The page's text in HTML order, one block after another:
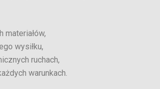
wysiłku,
ruchach,
warunkach.